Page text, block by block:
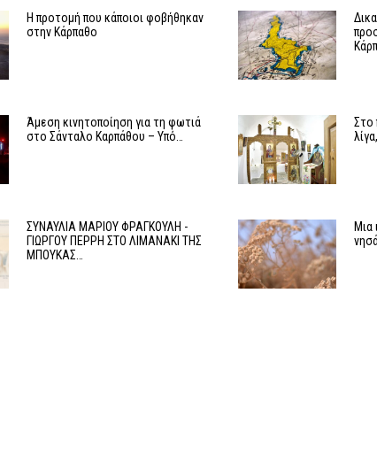
Η προτομή που κάποιοι φοβήθηκαν
στην Κάρπαθο
Άμεση κινητοποίηση για τη φωτιά
στο Σάνταλο Καρπάθου – Υπό…
Στο
ΣΥΝΑΥΛΙΑ ΜΑΡΙΟΥ ΦΡΑΓΚΟΥΛΗ -
ΓΙΩΡΓΟΥ ΠΕΡΡΗ ΣΤΟ ΛΙΜΑΝΑΚΙ ΤΗΣ
ΜΠΟΥΚΑΣ…
Μια